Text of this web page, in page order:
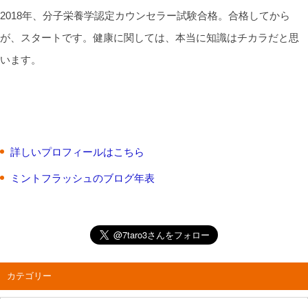
2018年、分子栄養学認定カウンセラー試験合格。合格してから
が、スタートです。健康に関しては、本当に知識はチカラだと思
います。
詳しいプロフィールはこちら
ミントフラッシュのブログ年表
カテゴリー